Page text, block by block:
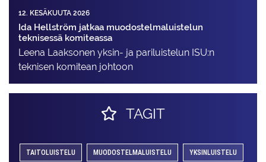
12. KESÄKUUTA 2026
Ida Hellström jatkaa muodostelmaluistelun
teknisessä komiteassa
Leena Laaksonen yksin- ja pariluistelun ISU:n
teknisen komitean johtoon
TAGIT
TAITOLUISTELU MUODOSTELMALUISTELU YKSINLUISTELU